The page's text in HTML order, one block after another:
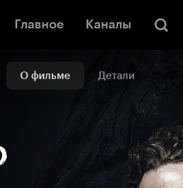
Главное Каналы
О фильме Детали